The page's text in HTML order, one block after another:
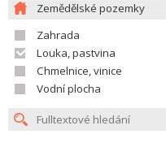
Zemědělské pozemky
Zahrada
Louka, pastvina
Chmelnice, vinice
Vodní plocha